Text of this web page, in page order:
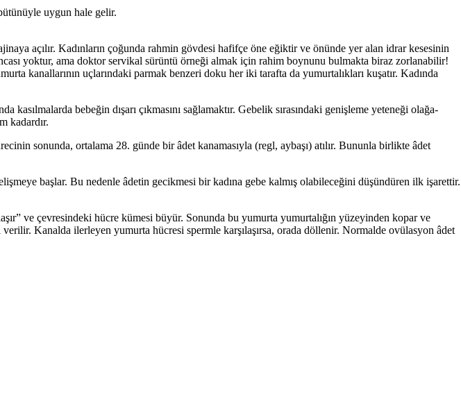
uygun hale gelir.
açılır. Kadınların çoğunda rahmin gövdesi hafifçe öne eğiktir ve önünde yer alan idrar kesesinin
yoktur, ama doktor servikal sürüntü örneği almak için rahim boynunu bulmakta biraz zorlanabilir!
kanallarının uçlarındaki par­mak benzeri doku her iki tarafta da yumurtalıkları kuşatır. Kadında
kasılmalarda bebeğin dışa­rı çıkmasını sağlamaktır. Gebelik sı­rasındaki genişleme yeteneği olağa­
kadardır.
sonunda, ortalama 28. günde bir âdet kanamasıyla (regl, aybaşı) atılır. Bununla birlikte âdet
başlar. Bu nedenle âdetin gecikmesi bir kadına gebe kalmış olabileceğini düşündüren ilk işarettir.
ve çevresindeki hücre kü­mesi büyür. Sonunda bu yumurta yumurtalığın yüzeyinden kopar ve
Kanalda ilerleyen yumur­ta hücresi spermle karşılaşırsa, ora­da döllenir. Normalde ovülasyon âdet